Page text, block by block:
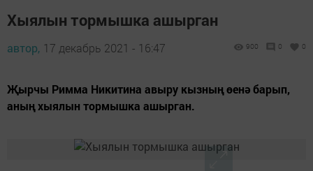
Хыялын тормышка ашырган
автор, 17 декабрь 2021 - 16:47 900 0 0
Җырчы Римма Никитина авыру кызның өенә барып,
аның хыялын тормышка ашырган.